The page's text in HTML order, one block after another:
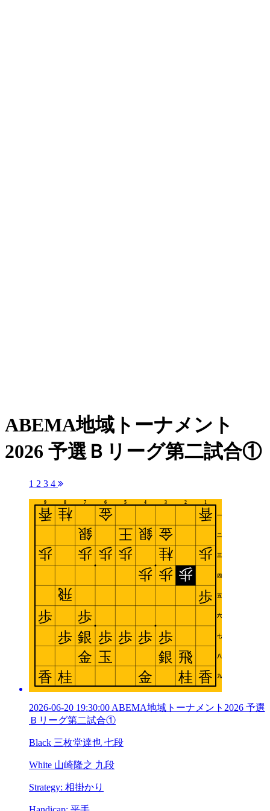
ABEMA地域トーナメント
2026 予選Ｂリーグ第二試合①
1 2 3 4
2026-06-20 19:30:00 ABEMA地域トーナメント2026 予選
Ｂリーグ第二試合①
Black 三枚堂達也 七段
White 山崎隆之 九段
Strategy: 相掛かり